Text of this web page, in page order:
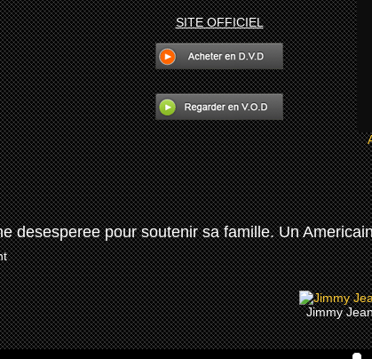
SITE OFFICIEL
desesperee pour soutenir sa famille. Un
Jimmy